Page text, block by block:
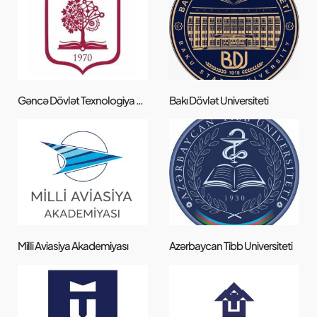
Gəncə Dövlət Texnologiya Universiteti Bakı Dövlət Universiteti
Milli Aviasiya Akademiyası Azərbaycan Tibb Universiteti